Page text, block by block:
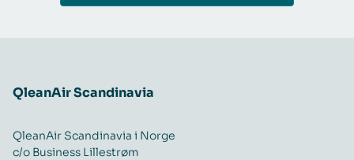
QleanAir Scandinavia
QleanAir Scandinavia i Norge
c/o Business Lillestrøm